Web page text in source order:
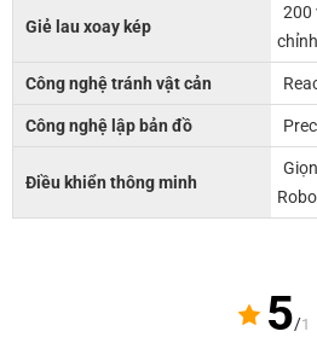
Giẻ lau xoay kép
200
chỉnh
Công nghệ tránh vật cản
Công nghệ lập bản đồ
Điều khiển thông minh
5/1